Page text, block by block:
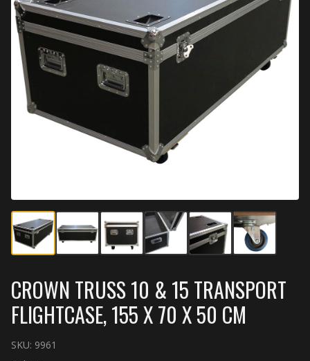
CROWN TRUSS 10 & 15 TRANSPORT
FLIGHTCASE, 155 X 70 X 50 CM
SKU: 9961